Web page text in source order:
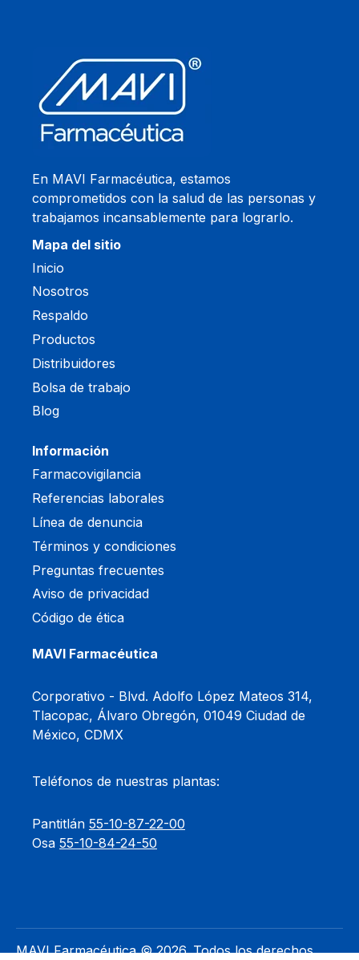
En MAVI Farmacéutica, estamos
comprometidos con la salud de las personas y
trabajamos incansablemente para lograrlo.
Mapa del sitio
Inicio
Nosotros
Respaldo
Productos
Distribuidores
Bolsa de trabajo
Blog
Información
Farmacovigilancia
Referencias laborales
Línea de denuncia
Términos y condiciones
Preguntas frecuentes
Aviso de privacidad
Código de ética
MAVI Farmacéutica
Corporativo - Blvd. Adolfo López Mateos 314,
Tlacopac, Álvaro Obregón, 01049 Ciudad de
México, CDMX
Teléfonos de nuestras plantas:
Pantitlán 55-10-87-22-00
Osa 55-10-84-24-50
MAVI Farmacéutica © 2026. Todos los derechos